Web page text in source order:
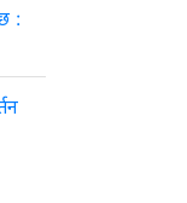
: